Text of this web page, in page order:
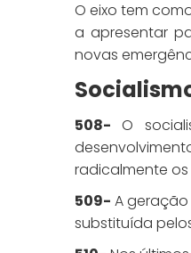
O eixo tem
a apresentar
novas
508- O
radicalmente
509- A
substituída